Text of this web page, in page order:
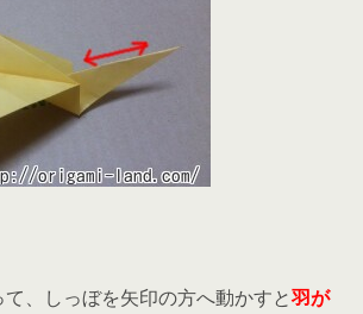
、しっぼを矢印の方へ動かすと羽が